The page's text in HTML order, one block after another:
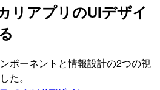
リアプリのUIデザイ
ポーネントと情報設計の2つの視
た。